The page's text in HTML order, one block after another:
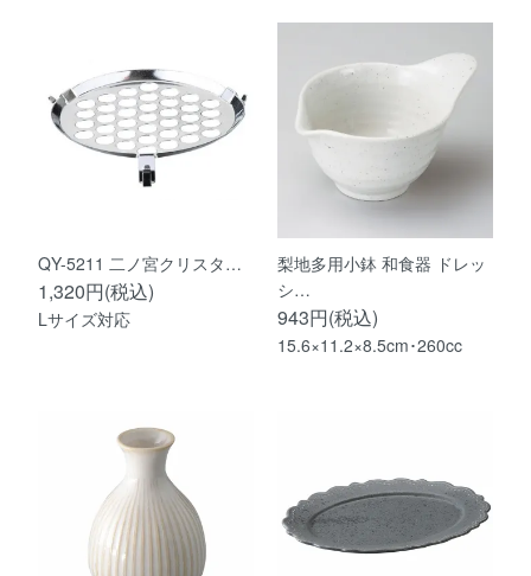
QY-5211 二ノ宮クリスタ…
1,320円(税込)
Lサイズ対応
梨地多用小鉢 和食器 ドレッ
シ…
943円(税込)
15.6×11.2×8.5cm･260cc